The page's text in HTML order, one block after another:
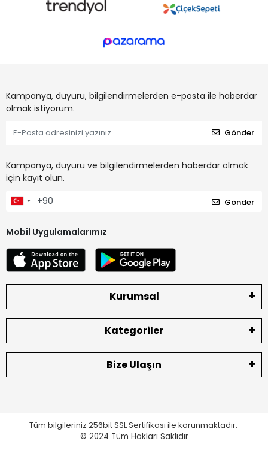
Kampanya, duyuru, bilgilendirmelerden e-posta ile haberdar
olmak istiyorum.
Gönder
Kampanya, duyuru ve bilgilendirmelerden haberdar olmak
için kayıt olun.
Gönder
Mobil Uygulamalarımız
Kurumsal
Kategoriler
Bize Ulaşın
Tüm bilgileriniz 256bit SSL Sertifikası ile korunmaktadır.
© 2024 Tüm Hakları Saklıdır